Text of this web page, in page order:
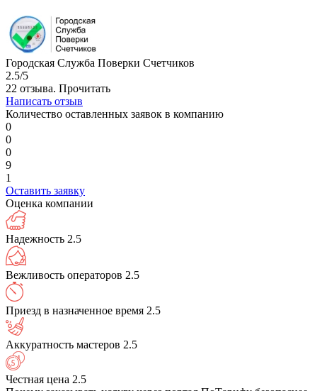
Городская Служба Поверки Счетчиков
2.5/5
22 отзыва. Прочитать
Написать отзыв
Количество оставленных заявок в компанию
0
0
0
9
1
Оставить заявку
Оценка компании
Надежность 2.5
Вежливость операторов 2.5
Приезд в назначенное время 2.5
Аккуратность мастеров 2.5
Честная цена 2.5